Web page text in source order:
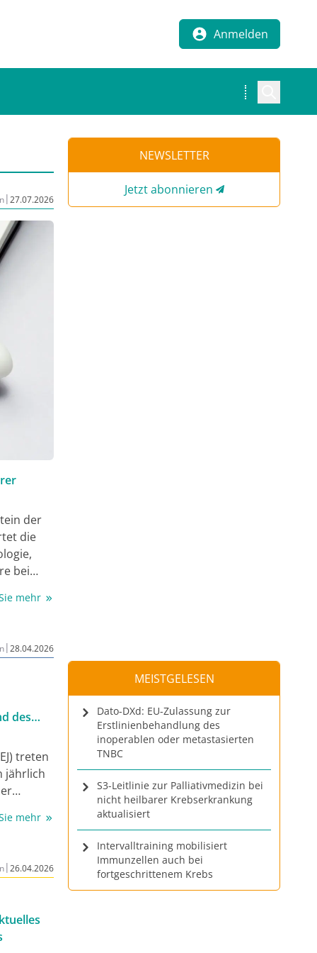
Anmelden
|27.07.2026
der
die
bei
in
mehr
|28.04.2026
des
treten
jährlich
mehr
|26.04.2026
NEWSLETTER
Jetzt abonnieren
MEISTGELESEN
Dato-DXd: EU-Zulassung zur
Erstlinienbehandlung des
inoperablen oder metastasierten
TNBC
S3-Leitlinie zur Palliativmedizin bei
nicht heilbarer Krebserkrankung
aktualisiert
Intervalltraining mobilisiert
Immunzellen auch bei
fortgeschrittenem Krebs